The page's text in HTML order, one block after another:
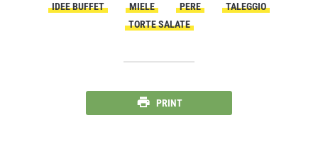
IDEE BUFFET MIELE PERE
TALEGGIO
TORTE SALATE
PRINT